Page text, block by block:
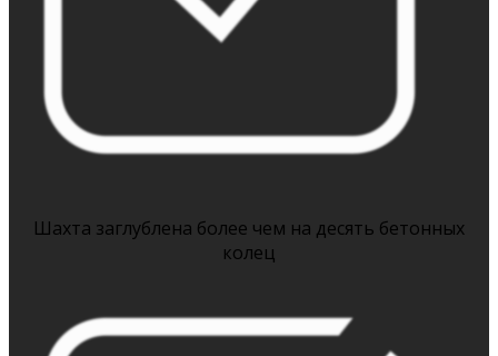
Шахта заглублена более чем на десять бетонных
колец